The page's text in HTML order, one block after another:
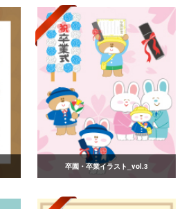
卒園・卒業イラスト_vol.3